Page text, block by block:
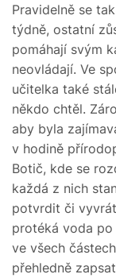
Pravidelně se
týdně, ostatní
pomáhají svým
neovládají. Ve
učitelka také
někdo chtěl.
aby byla
v hodině
Botič, kde se
každá z nich
potvrdit či
protéká voda po
ve všech
přehledně